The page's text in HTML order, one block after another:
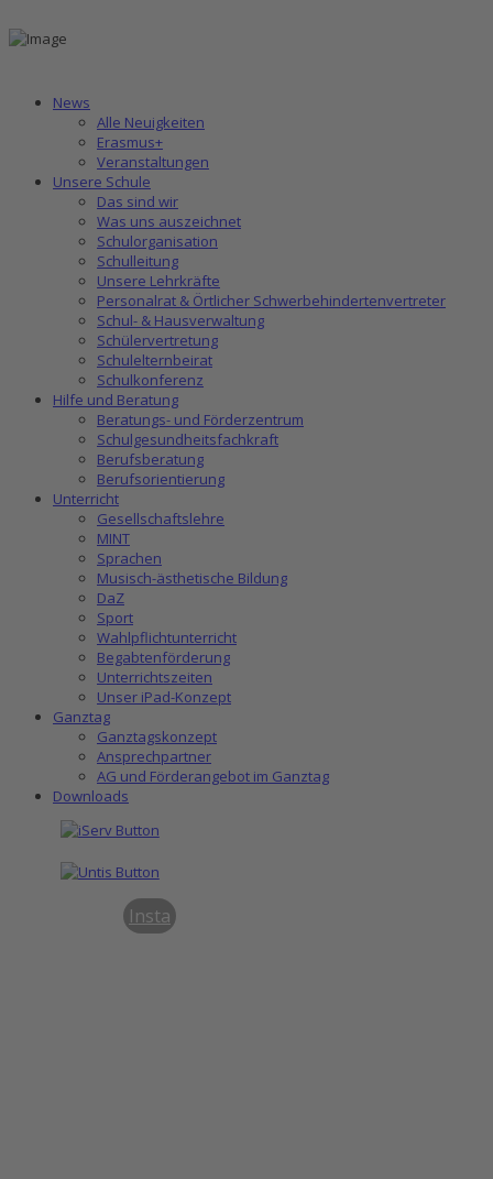
News
Alle Neuigkeiten
Erasmus+
Veranstaltungen
Unsere Schule
Das sind wir
Was uns auszeichnet
Schulorganisation
Schulleitung
Unsere Lehrkräfte
Personalrat & Örtlicher Schwerbehindertenvertreter
Schul- & Hausverwaltung
Schülervertretung
Schulelternbeirat
Schulkonferenz
Hilfe und Beratung
Beratungs- und Förderzentrum
Schulgesundheitsfachkraft
Berufsberatung
Berufsorientierung
Unterricht
Gesellschaftslehre
MINT
Sprachen
Musisch-ästhetische Bildung
DaZ
Sport
Wahlpflichtunterricht
Begabtenförderung
Unterrichtszeiten
Unser iPad-Konzept
Ganztag
Ganztagskonzept
Ansprechpartner
AG und Förderangebot im Ganztag
Downloads
Insta